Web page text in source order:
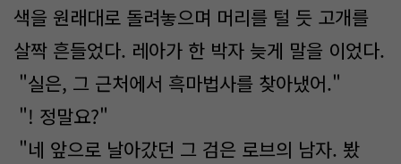
색을 원래대로 돌려놓으며 머리를 털 듯 고개를
살짝 흔들었다. 레아가 한 박자 늦게 말을 이었다.
"실은, 그 근처에서 흑마법사를 찾아냈어."
"! 정말요?"
"네 앞으로 날아갔던 그 검은 로브의 남자. 봤